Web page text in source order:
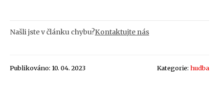
Našli jste v článku chybu?Kontaktujte nás
Publikováno: 10. 04. 2023 Kategorie: hudba